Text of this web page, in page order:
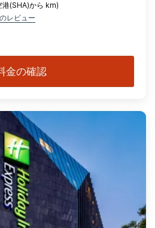
港(SHA)から km)
レビュー
金の確認